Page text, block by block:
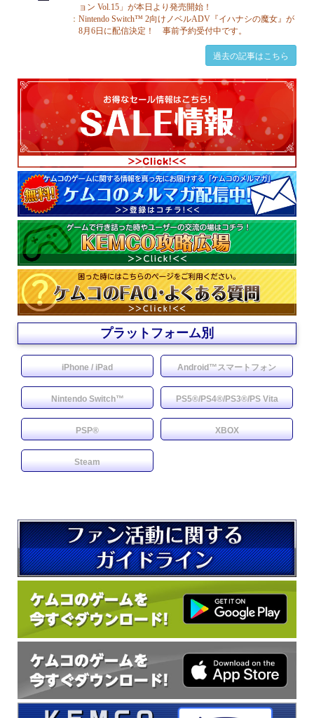
過去の記事はこちら
プラットフォーム別
iPhone / iPad Android™スマートフォン
Nintendo Switch™ PS5®/PS4®/PS3®/PS Vita
PSP® XBOX
Steam